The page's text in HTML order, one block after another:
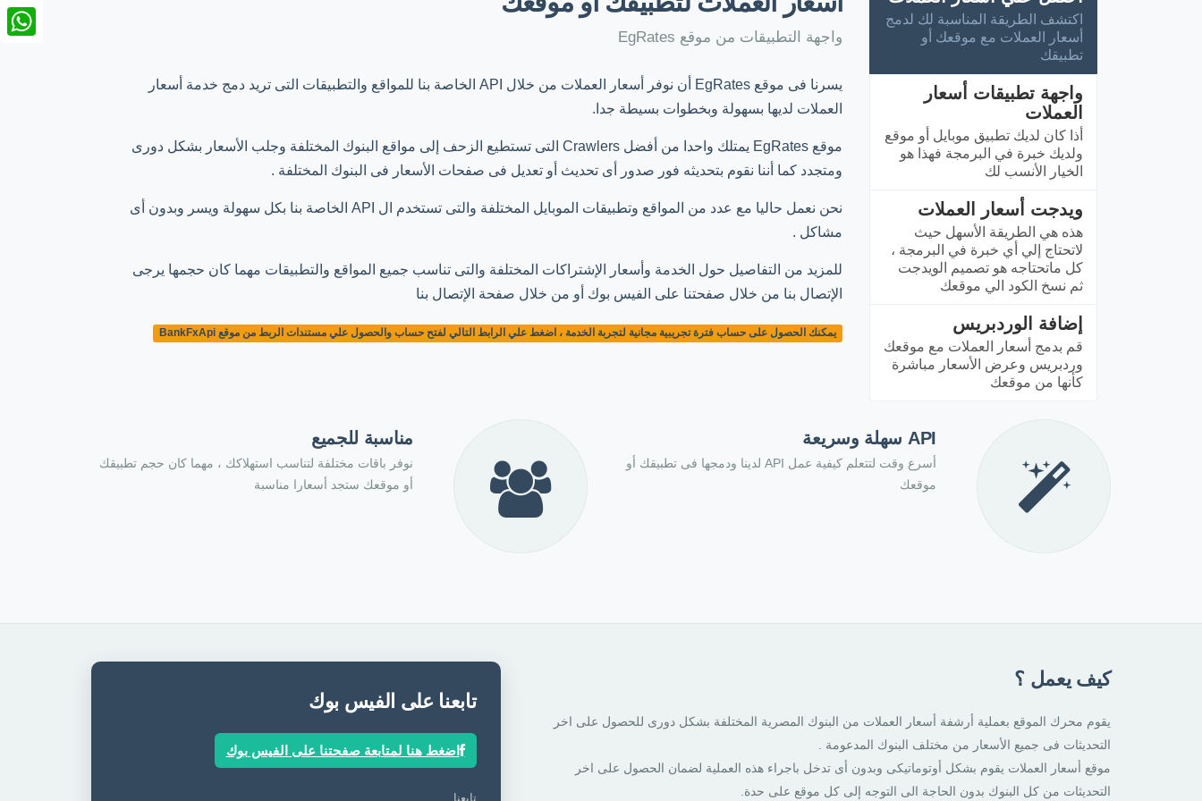
واجهة التطبيقات من موقع EgRates
يسرنا فى موقع EgRates أن نوفر أسعار العملات من خلال API الخاصة بنا للمواقع والتطبيقات التى تريد دمج خدمة أسعار
العملات لديها بسهولة وبخطوات بسيطة جدا.
موقع EgRates يمتلك واحدا من أفضل Crawlers التى تستطيع الزحف إلى مواقع البنوك المختلفة وجلب الأسعار بشكل دورى
ومتجدد كما أننا نقوم بتحديثه فور صدور أى تحديث أو تعديل فى صفحات الأسعار فى البنوك المختلفة .
نحن نعمل حاليا مع عدد من المواقع وتطبيقات الموبايل المختلفة والتى تستخدم ال API الخاصة بنا بكل سهولة ويسر وبدون أى
مشاكل .
للمزيد من التفاصيل حول الخدمة وأسعار الإشتراكات المختلفة والتى تناسب جميع المواقع والتطبيقات مهما كان حجمها يرجى
الإتصال بنا من خلال صفحتنا على الفيس بوك أو من خلال صفحة الإتصال بنا
يمكنك الحصول على حساب فترة تجريبية مجانية لتجربة الخدمة ، اضغط علي الرابط التالي لفتح حساب والحصول علي مستندات الربط من موقع BankFxApi
اكتشف الطريقة المناسبة لك لدمج
أسعار العملات مع موقعك أو
تطبيقك
واجهة تطبيقات أسعار
العملات
أذا كان لديك تطبيق موبايل أو موقع
ولديك خبرة في البرمجة فهذا هو
الخيار الأنسب لك
ويدجت أسعار العملات
هذه هي الطريقة الأسهل حيث
لاتحتاج إلي أي خبرة في البرمجة ،
كل ماتحتاجه هو تصميم الويدجت
ثم نسخ الكود الي موقعك
إضافة الوردبريس
قم بدمج أسعار العملات مع موقعك
وردبريس وعرض الأسعار مباشرة
كأنها من موقعك
API سهلة وسريعة
أسرع وقت لتتعلم كيفية عمل API لدينا ودمجها فى تطبيقك أو
موقعك
مناسبة للجميع
نوفر باقات مختلفة لتناسب استهلاكك ، مهما كان حجم تطبيقك
أو موقعك ستجد أسعارا مناسبة
كيف يعمل ؟
يقوم محرك الموقع بعملية أرشفة أسعار العملات من البنوك المصرية المختلفة بشكل دورى للحصول على اخر
التحديثات فى جميع الأسعار من مختلف البنوك المدعومة .
موقع أسعار العملات يقوم بشكل أوتوماتيكى وبدون أى تدخل باجراء هذه العملية لضمان الحصول على اخر
التحديثات من كل البنوك بدون الحاجة الى التوجه إلى كل موقع على حدة.
تابعنا على الفيس بوك
اضغط هنا لمتابعة صفحتنا على الفيس بوك
تابعنا